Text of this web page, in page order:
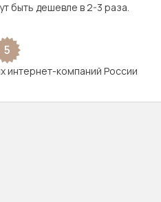
быть дешевле в 2-3 раза.
5
интернет-компаний России